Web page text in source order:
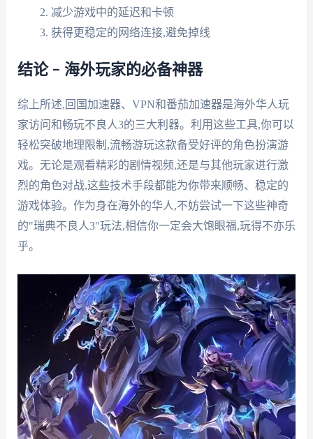
减少游戏中的延迟和卡顿
获得更稳定的网络连接,避免掉线
结论 – 海外玩家的必备神器
综上所述,回国加速器、VPN和番茄加速器是海外华人玩
家访问和畅玩不良人3的三大利器。利用这些工具,你可以
轻松突破地理限制,流畅游玩这款备受好评的角色扮演游
戏。无论是观看精彩的剧情视频,还是与其他玩家进行激
烈的角色对战,这些技术手段都能为你带来顺畅、稳定的
游戏体验。作为身在海外的华人,不妨尝试一下这些神奇
的"瑞典不良人3"玩法,相信你一定会大饱眼福,玩得不亦乐
乎。